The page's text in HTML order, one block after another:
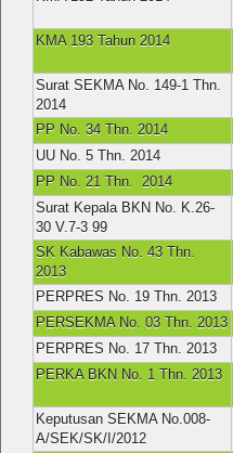
KMA 193 Tahun 2014
Surat SEKMA No. 149-1 Thn.
2014
PP No. 34 Thn. 2014
UU No. 5 Thn. 2014
PP No. 21 Thn. 2014
Surat Kepala BKN No. K.26-
30 V.7-3 99
SK Kabawas No. 43 Thn.
2013
PERPRES No. 19 Thn. 2013
PERSEKMA No. 03 Thn. 2013
PERPRES No. 17 Thn. 2013
PERKA BKN No. 1 Thn. 2013
Keputusan SEKMA No.008-
A/SEK/SK/I/2012